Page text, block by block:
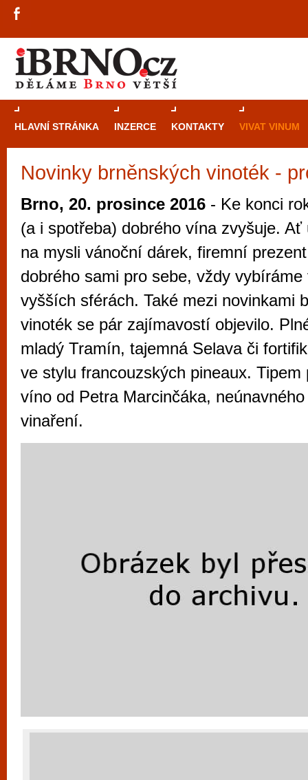
HLAVNÍ STRÁNKA INZERCE KONTAKTY VIVAT VINUM
Novinky brněnských vinoték -
Brno, 20. prosince 2016 - Ke konci
(a i spotřeba) dobrého vína zvyšuje. Ať
na mysli vánoční dárek, firemní
dobrého sami pro sebe, vždy
vyšších sférách. Také mezi novinkami
vinoték se pár zajímavostí objevilo.
mladý Tramín, tajemná Selava či
ve stylu francouzských pineaux. Tipem
víno od Petra Marcinčáka,
vinaření.
Průvodce
Brně: Od
automaty
Brno je
zajímavé
restaurace,
Mimo jiné je ale také místem, kde si
vyzkoušet různé kasinové hry. V
metropoli naleznete širokou nabídku her
po moderní automaty jak pro pravidelné
příležitostné hráče. V...